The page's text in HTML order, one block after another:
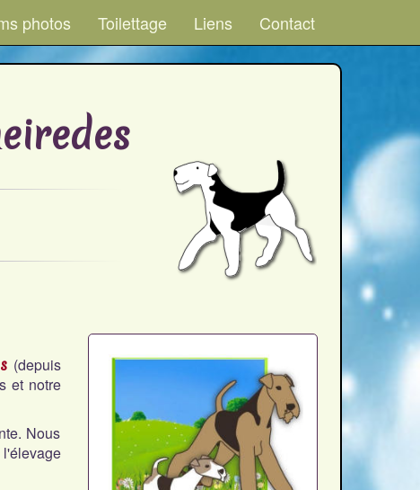
photos Toilettage Liens Contact
(depuis
et notre
Nous